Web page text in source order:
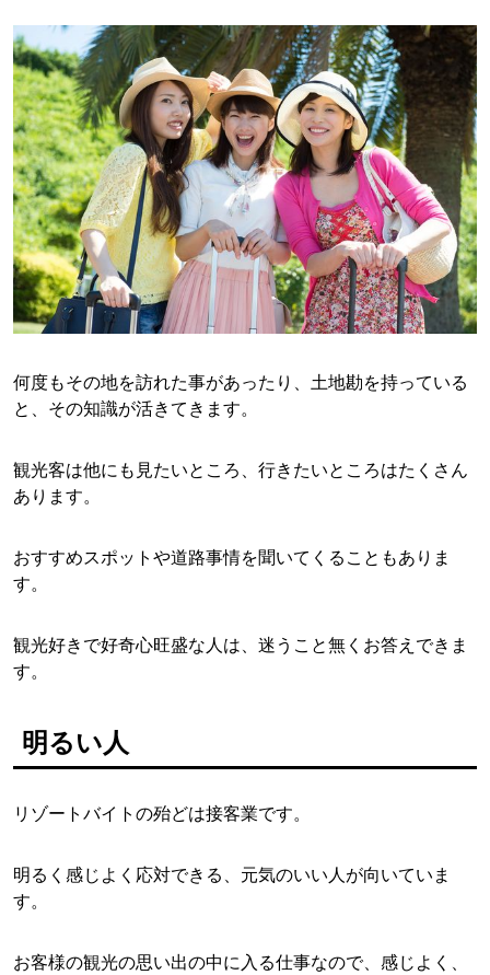
何度もその地を訪れた事があったり、土地勘を持っている
と、その知識が活きてきます。
観光客は他にも見たいところ、行きたいところはたくさん
あります。
おすすめスポットや道路事情を聞いてくることもありま
す。
観光好きで好奇心旺盛な人は、迷うこと無くお答えできま
す。
明るい人
リゾートバイトの殆どは接客業です。
明るく感じよく応対できる、元気のいい人が向いていま
す。
お客様の観光の思い出の中に入る仕事なので、感じよく、